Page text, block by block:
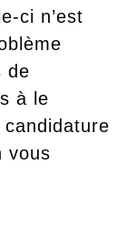
ci n’est
de
à le
vous